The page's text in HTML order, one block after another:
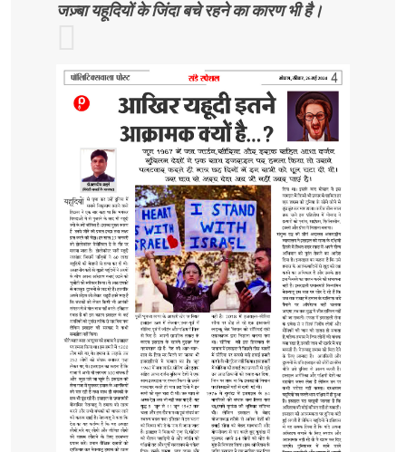
जज़्बा यहूदियों के जिंदा बचे रहने का कारण भी है।